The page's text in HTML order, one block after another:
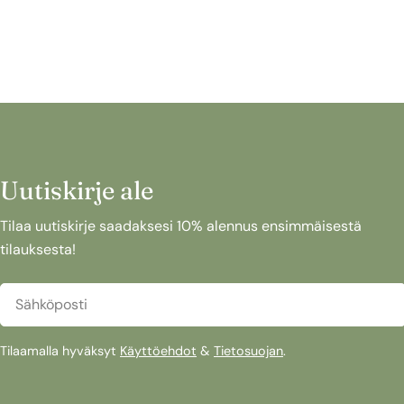
Uutiskirje ale
Tilaa uutiskirje saadaksesi 10% alennus ensimmäisestä
tilauksesta!
Tilaamalla hyväksyt Käyttöehdot & Tietosuojan.